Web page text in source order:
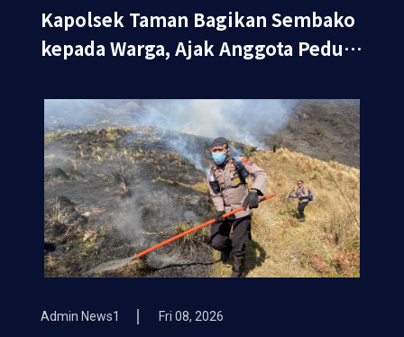
Kapolsek Taman Bagikan Sembako
kepada Warga, Ajak Anggota Peduli
Admin News1 Fri 08, 2026